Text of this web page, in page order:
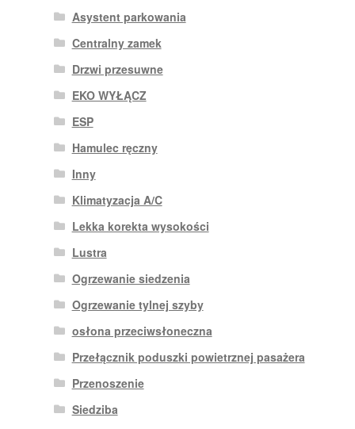
Asystent parkowania
Centralny zamek
Drzwi przesuwne
EKO WYŁĄCZ
ESP
Hamulec ręczny
Inny
Klimatyzacja A/C
Lekka korekta wysokości
Lustra
Ogrzewanie siedzenia
Ogrzewanie tylnej szyby
osłona przeciwsłoneczna
Przełącznik poduszki powietrznej pasażera
Przenoszenie
Siedziba